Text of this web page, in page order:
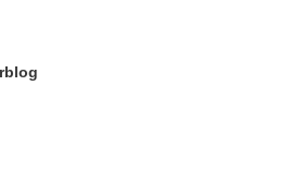
Overblog